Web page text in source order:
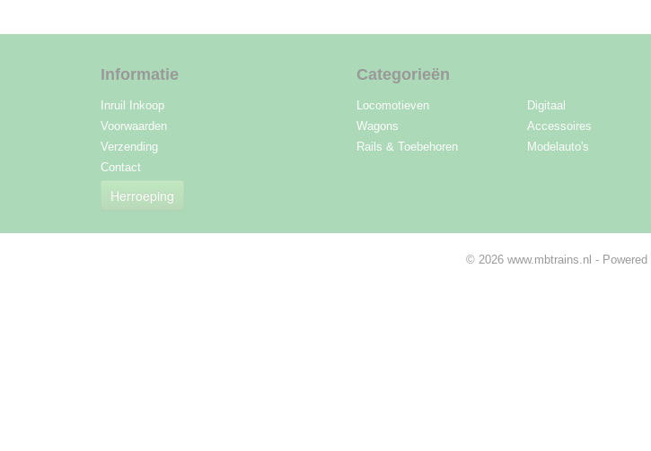
Informatie
Inruil Inkoop
Voorwaarden
Verzending
Contact
Herroeping
Categorieën
Locomotieven
Wagons
Rails & Toebehoren
Digitaal
Accessoires
Modelauto's
© 2026 www.mbtrains.nl - Powered